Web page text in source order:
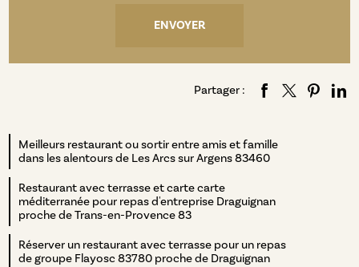
Partager :
Meilleurs restaurant ou sortir entre amis et famille
dans les alentours de Les Arcs sur Argens 83460
Restaurant avec terrasse et carte carte
méditerranée pour repas d'entreprise Draguignan
proche de Trans-en-Provence 83
Réserver un restaurant avec terrasse pour un repas
de groupe Flayosc 83780 proche de Draguignan